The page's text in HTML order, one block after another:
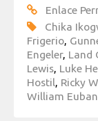
Enlace
Chika
Frigerio
Engeler, Land
Lewis Luke
Hostil Ricky
William